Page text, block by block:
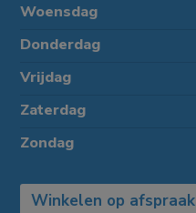
Woensdag
Donderdag
Vrijdag
Zaterdag
Zondag
Winkelen op afspraak